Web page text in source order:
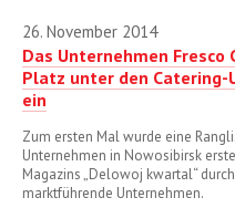
2020
2019
2017
2016
2015
26. November 2014
Das Unternehmen
Platz unter den Catering-
ein
Zum ersten Mal wurde eine
Unternehmen in Nowosibirsk
Magazins „Delowoj kwartal“
marktführende Unternehmen.